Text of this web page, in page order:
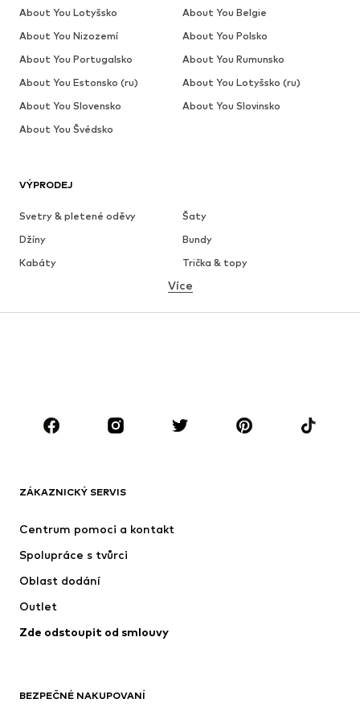
VÝPRODEJ
Svetry & pletené oděvy
Šaty
Džíny
Bundy
Kabáty
Trička & topy
Spodní prádlo
Sukně
Halenky & tuniky
Doplňky
Premium
Nové
Bundy
Spodní prádlo
Kabáty
Plavky
Více
ZÁKAZNICKÝ SERVIS
Centrum pomoci a kontakt
Spolupráce s tvůrci
Oblast dodání
Outlet
Zde odstoupit od smlouvy
BEZPEČNÉ NAKUPOVANÍ
About You Lotyšsko
About You Belgie
About You Nizozemí
About You Polsko
About You Portugalsko
About You Rumunsko
About You Estonsko (ru)
About You Lotyšsko (ru)
About You Slovensko
About You Slovinsko
About You Švédsko